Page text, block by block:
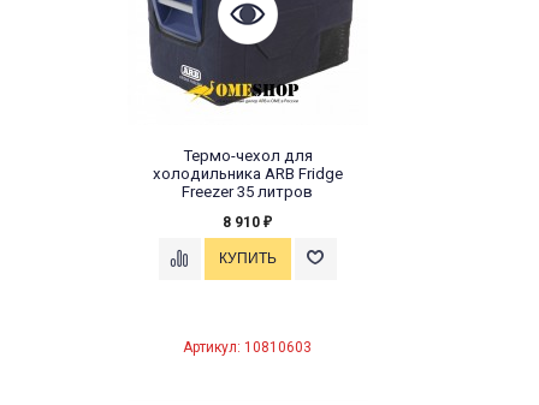
Термо-чехол для
холодильника ARB Fridge
Freezer 35 литров
8 910 ₽
Артикул: 10810603